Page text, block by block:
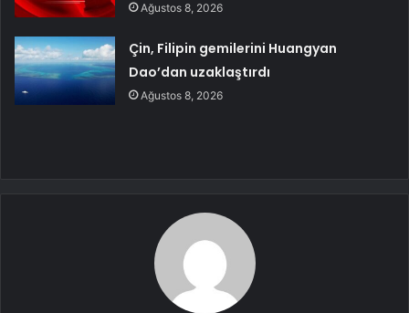
Ağustos 8, 2026
Çin, Filipin gemilerini Huangyan
Dao’dan uzaklaştırdı
Ağustos 8, 2026